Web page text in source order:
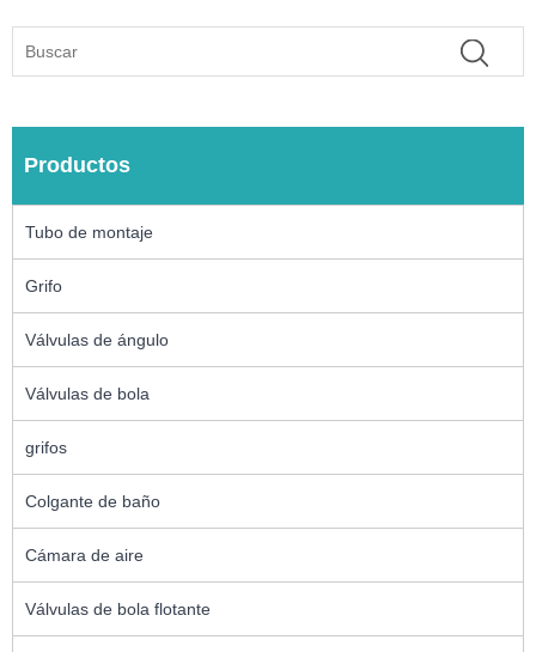
Productos
Tubo de montaje
Grifo
Válvulas de ángulo
Válvulas de bola
grifos
Colgante de baño
Cámara de aire
Válvulas de bola flotante